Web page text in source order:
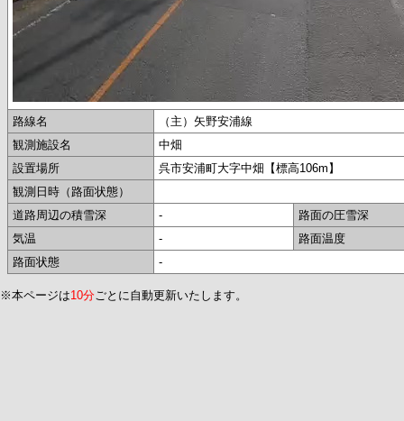
路線名
（主）矢野安浦線
観測施設名
中畑
設置場所
呉市安浦町大字中畑【標高106m】
観測日時（路面状態）
道路周辺の積雪深
-
路面の圧雪深
気温
-
路面温度
路面状態
-
※本ページは10分ごとに自動更新いたします。